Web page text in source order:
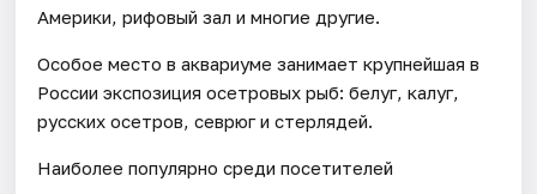
Америки, рифовый зал и многие другие.
Особое место в аквариуме занимает крупнейшая в
России экспозиция осетровых рыб: белуг, калуг,
русских осетров, севрюг и стерлядей.
Наиболее популярно среди посетителей